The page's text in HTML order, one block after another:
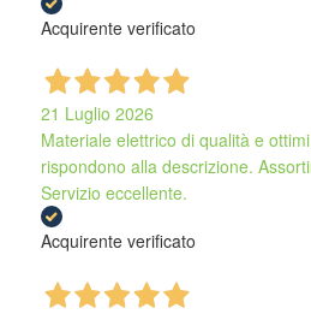
Acquirente verificato
21 Luglio 2026
Materiale elettrico di qualità e
rispondono alla descrizione.
Servizio eccellente.
Acquirente verificato